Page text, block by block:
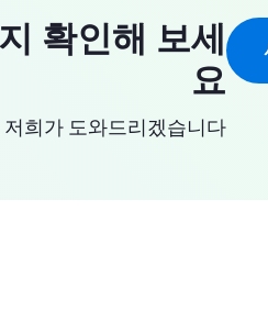
확인해 보세
요
희가 도와드리겠습니다